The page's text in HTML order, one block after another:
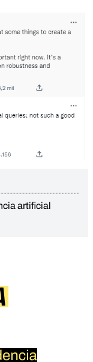
artificial